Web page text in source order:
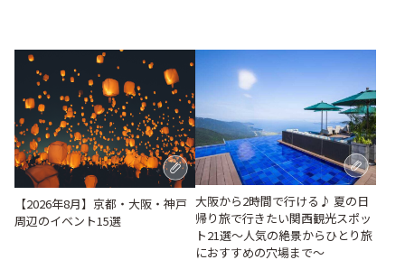
【2026年8月】京都・大阪・神戸
周辺のイベント15選
大阪から2時間で行ける♪ 夏の日
帰り旅で行きたい関西観光スポッ
ト21選～人気の絶景からひとり旅
におすすめの穴場まで～